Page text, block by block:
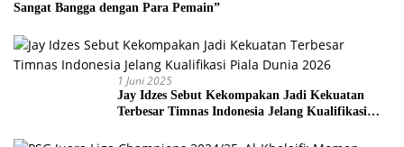
Sangat Bangga dengan Para Pemain”
1 Juni 2025
Jay Idzes Sebut Kekompakan Jadi Kekuatan
Terbesar Timnas Indonesia Jelang Kualifikasi